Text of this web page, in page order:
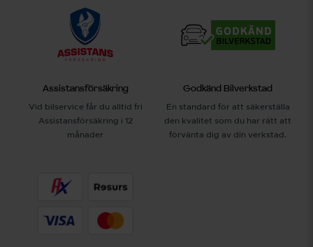
Assistansförsäkring
Vid bilservice får du alltid fri
Assistansförsäkring i 12
månader
Godkänd Bilverkstad
En standard för att säkerställa
den kvalitet som du har rätt att
förvänta dig av din verkstad.